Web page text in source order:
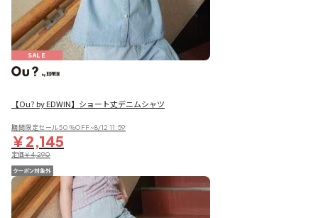
SALE
【Ou? by EDWIN】ショート丈デニムシャツ
期間限定セール50％OFF~8/12 11:59
￥2,145
定価￥4,290